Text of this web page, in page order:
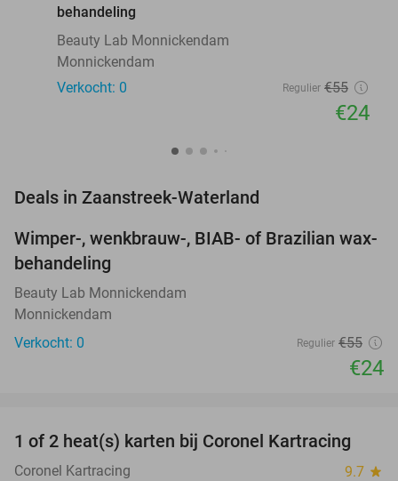
behandeling
Beauty Lab Monnickendam
Monnickendam
Verkocht: 0
Regulier €55
€24
Deals in Zaanstreek-Waterland
56%
NEW
TODAY
Wimper-, wenkbrauw-, BIAB- of Brazilian wax-
behandeling
Beauty Lab Monnickendam
Monnickendam
Verkocht: 0
Regulier €55
€24
23%
TODAY
1 of 2 heat(s) karten bij Coronel Kartracing
Coronel Kartracing 9.7 star